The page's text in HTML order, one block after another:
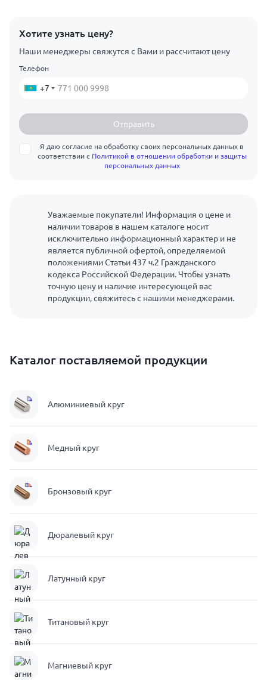
Хотите узнать цену?
Наши менеджеры свяжутся с Вами и рассчитают цену
Телефон
+7
Отправить
Я даю согласие на обработку своих персональных данных в
соответствии с Политикой в отношении обработки и защиты
персональных данных
Уважаемые покупатели! Информация о цене и
наличии товаров в нашем каталоге носит
исключительно информационный характер и не
является публичной офертой, определяемой
положениями Статьи 437 ч.2 Гражданского
кодекса Российской Федерации. Чтобы узнать
точную цену и наличие интересующей вас
продукции, свяжитесь с нашими менеджерами.
Каталог поставляемой продукции
Алюминиевый круг
Медный круг
Бронзовый круг
Дюралевый круг
Латунный круг
Титановый круг
Магниевый круг